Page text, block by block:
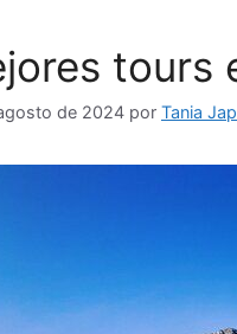
tours
de 2024 por Tania